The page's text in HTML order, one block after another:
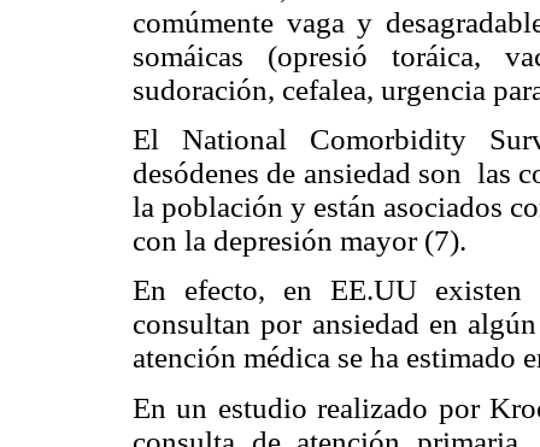
comúmente vaga y
somáicas (opresió toráica,
sudoración, cefalea, urgencia
El National Comorbidity
desódenes de ansiedad son las
la población y están asociados
con la depresión mayor (7).
En efecto, en EE.UU
consultan por ansiedad en
atención médica se ha estimado
En un estudio realizado por